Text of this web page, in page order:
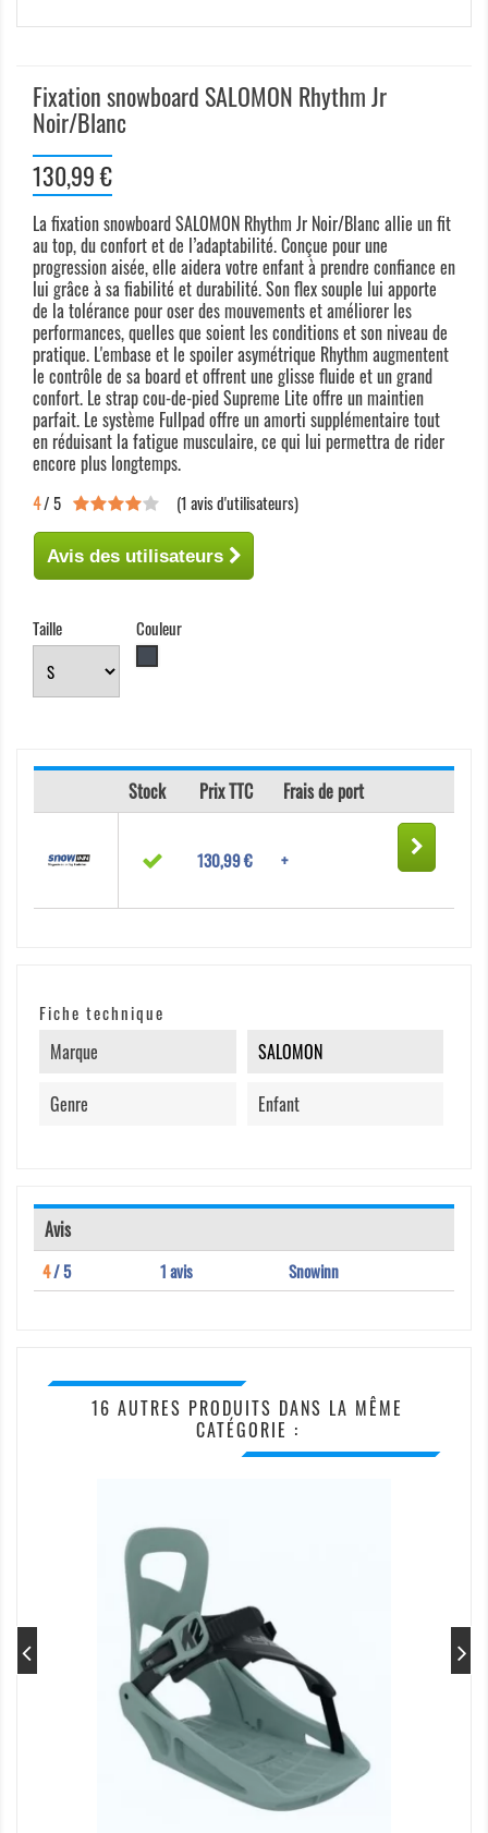
Fixation snowboard SALOMON Rhythm Jr
Noir/Blanc
130,99 €
La fixation snowboard SALOMON Rhythm Jr Noir/Blanc allie un fit
au top, du confort et de l’adaptabilité. Conçue pour une
progression aisée, elle aidera votre enfant à prendre confiance en
lui grâce à sa fiabilité et durabilité. Son flex souple lui apporte
de la tolérance pour oser des mouvements et améliorer les
performances, quelles que soient les conditions et son niveau de
pratique. L'embase et le spoiler asymétrique Rhythm augmentent
le contrôle de sa board et offrent une glisse fluide et un grand
confort. Le strap cou-de-pied Supreme Lite offre un maintien
parfait. Le système Fullpad offre un amorti supplémentaire tout
en réduisant la fatigue musculaire, ce qui lui permettra de rider
encore plus longtemps.
4/ 5 (1avis d'utilisateurs)
Avis des utilisateurs
Taille
Couleur
Stock Prix TTC Frais de port
130,99 € +
Fiche technique
Marque
SALOMON
Genre
Enfant
Avis
4/ 5 1 avis Snowinn
16 AUTRES PRODUITS DANS LA MÊME
CATÉGORIE :